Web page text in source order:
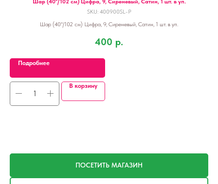
Шар (40''/102 см) Цифра, 9, Сиреневый, Сатин, 1 шт. в уп.
SKU: 400900SL-P
Шар (40''/102 см) Цифра, 9, Сиреневый, Сатин, 1 шт. в уп.
400 р.
Подробнее
В корзину
ПОСЕТИТЬ МАГАЗИН